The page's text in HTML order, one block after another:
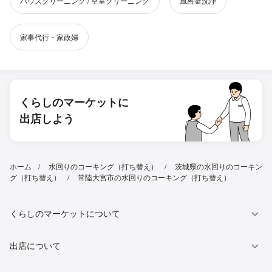
家事代行・家政婦
くらしのマーケットに
出店しよう
ホーム 水回りのコーキング（打ち替え）
茨城県の水回りのコーキン
グ（打ち替え）
常陸大宮市の水回りのコーキング（打ち替え）
くらしのマーケットについて
出店について